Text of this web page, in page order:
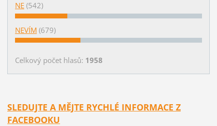
NE (542)
NEVÍM (679)
Celkový počet hlasů: 1958
SLEDUJTE A MĚJTE RYCHLÉ INFORMACE Z
FACEBOOKU